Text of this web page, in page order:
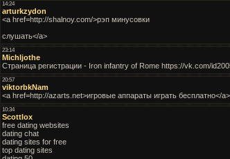
14:24
arturkzydon
<a href=http://shalnoy.com/>рэп минусовки
слушать</a>
23:14
Michljothe
Страница регистрации - Iron infantry of Rome https://vk.com/
20:57
viktorbkNam
<a href=http://azarts.net>игровые аппараты играть бесплатно</a>
10:34
Scottlox
free dating websites
dating chat
dating sites for free
top dating sites